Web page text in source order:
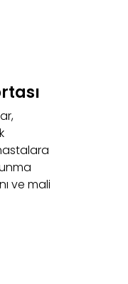
ve mali